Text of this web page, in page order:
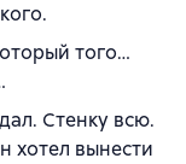
того…
Стенку всю.
хотел вынести